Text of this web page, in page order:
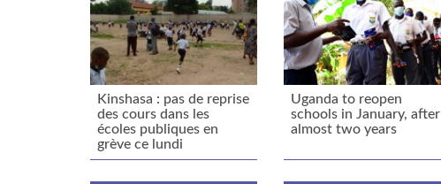
Kinshasa : pas de reprise
des cours dans les
écoles publiques en
grève ce lundi
Uganda to reopen
schools in January, after
almost two years